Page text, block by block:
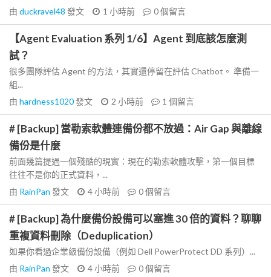
由 duckravel48 發文 1 小時前 0個留言
【Agent Evaluation 系列 1/6】Agent 到底該怎麼測
試？
很多團隊評估 Agent 的方法，其實還停留在評估 Chatbot。 準備一
組...
由 hardness1020發文 2 小時前 1 個留言
# [Backup] 當勒索軟體連備份都不放過：Air Gap 與離線
備份是什麼
前面幾篇提過一個殘酷的現實：現在的勒索軟體攻擊，第一個目標
往往不是你的正式資料，...
由 RainPan 發文 4 小時前 0個留言
# [Backup] 為什麼備份設備可以塞進 30 倍的資料？聊聊
重複資料刪除（Deduplication）
如果你看過企業級備份設備（例如 Dell PowerProtect DD 系列）...
由 RainPan 發文 4 小時前 0個留言